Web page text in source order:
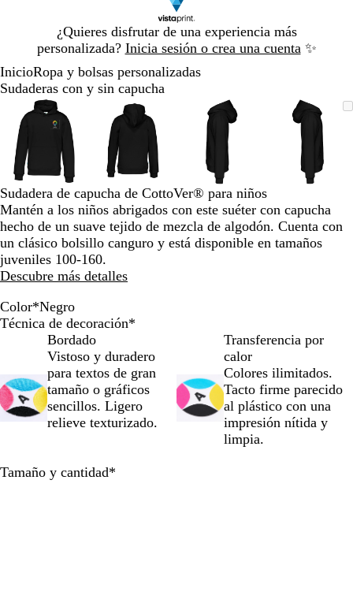
¿Quieres disfrutar de una experiencia más
personalizada? Inicia sesión o crea una cuenta ✨
1
InicioRopa y bolsas personalizadas
Sudaderas con y sin capucha
Imagen
ampliable
Acercado
hasta
mínimo
Haz
clic
expandir
Utiliza
las
teclas
más
menos
para
ampliar
alejar
y
las
flechas
para
moverte
por
la
imagen
Imagen
ampliable
Acercado
hasta
mínimo
Haz
clic
expandir
Utiliza
las
teclas
más
menos
para
ampliar
y
flechas
moverte
por
la
imagen
Imagen
ampliable
Acercado
hasta
mínimo
Haz
clic
para
expandir
Utiliza
las
teclas
de
más
y
menos
para
ampliar
para
moverte
por
la
imagen
Imagen
hasta
mínimo
Haz
clic
para
Utiliza
las
teclas
más
y
menos
para
ampliar
para
por
la
imagen
Diapositiva
Sudadera de capucha de CottoVer® para niños
Mantén a los niños abrigados con este suéter con capucha
hecho de un suave tejido de mezcla de algodón. Cuenta con
un clásico bolsillo canguro y está disponible en tamaños
juveniles 100-160.
Descubre más detalles
Color*Negro
R
A
m
a
o
A
c
e
t
C
ó
n
V
e
N
o
Técnica de decoración*
Bordado
Vistoso y duradero
para textos de gran
tamaño o gráficos
sencillos. Ligero
relieve texturizado.
Transferencia por
calor
Colores ilimitados.
Tacto firme parecido
al plástico con una
impresión nítida y
limpia.
Tamaño y cantidad*